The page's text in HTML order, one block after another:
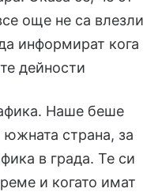
още не са влезли
информират кога
дейности
Наше беше
страна, за
в града. Те си
и когато имат